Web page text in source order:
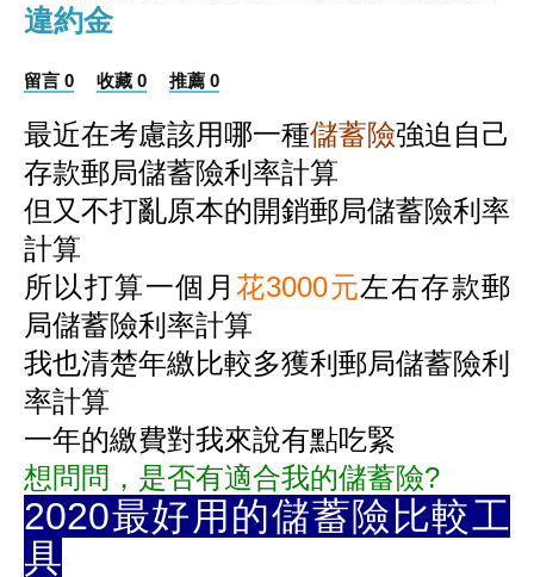
違約金
留言 0 收藏 0 推薦 0
最近在考慮該用哪一種儲蓄險強迫自己
存款郵局儲蓄險利率計算
但又不打亂原本的開銷郵局儲蓄險利率
計算
所以打算一個月 花3000元左右存款郵
局儲蓄險利率計算
我也清楚年繳比較多獲利 郵局儲蓄險利
率計算
一年的繳費對我來說有點吃緊
想問問，是否有適合我的儲蓄險?
2020最好用的儲蓄險比較工
具